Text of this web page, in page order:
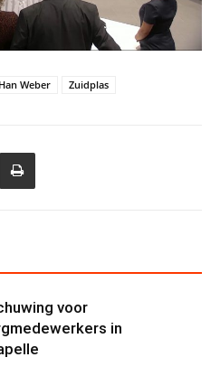
Han Weber Zuidplas
voor
in